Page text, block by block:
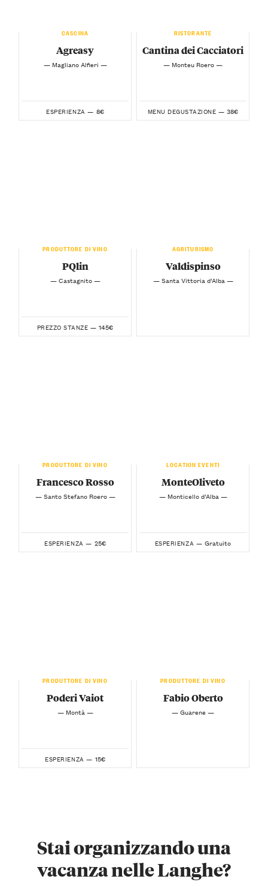
CASCINA
Agreasy
— Magliano Alfieri —
ESPERIENZA — 8€
RISTORANTE
Cantina dei Cacciatori
— Monteu Roero —
MENU DEGUSTAZIONE — 38€
PRODUTTORE DI VINO
PQlin
— Castagnito —
PREZZO STANZE — 145€
AGRITURISMO
Valdispinso
— Santa Vittoria d’Alba —
PRODUTTORE DI VINO
Francesco Rosso
— Santo Stefano Roero —
ESPERIENZA — 25€
LOCATION EVENTI
MonteOliveto
— Monticello d’Alba —
ESPERIENZA — Gratuito
PRODUTTORE DI VINO
Poderi Vaiot
— Montà —
ESPERIENZA — 15€
PRODUTTORE DI VINO
Fabio Oberto
— Guarene —
Stai organizzando una
vacanza nelle Langhe?